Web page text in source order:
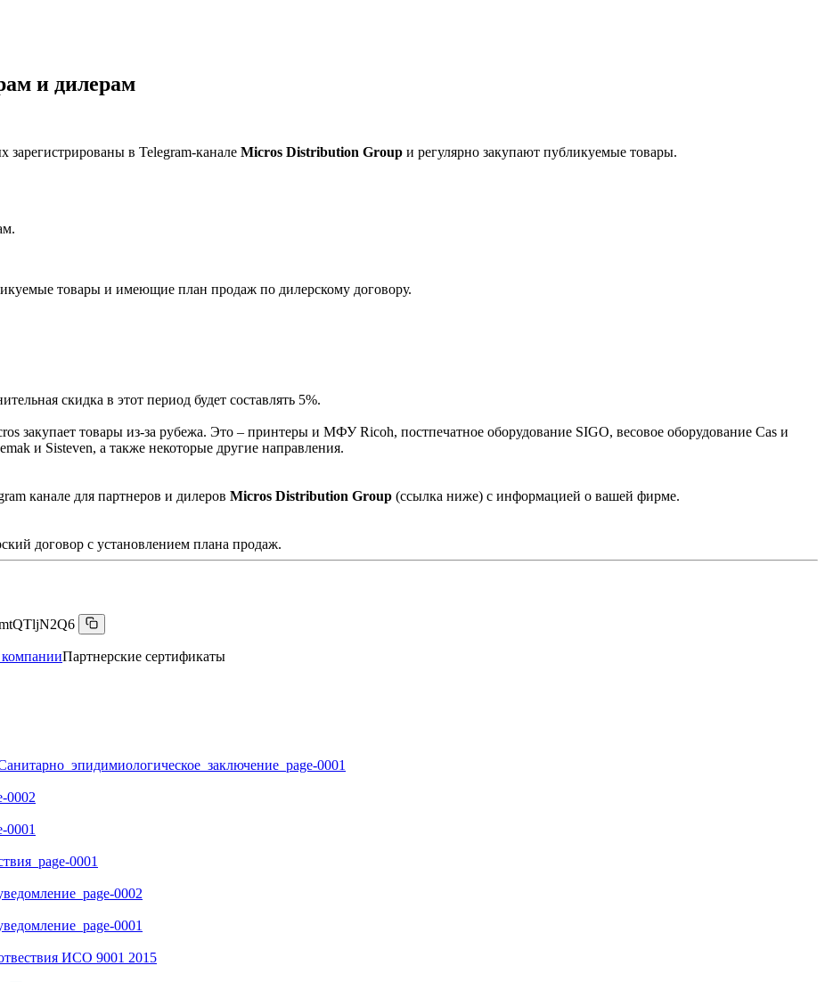
и дилерам
в Telegram-канале Micros Distribution Group и регулярно закупают публикуемые товары.
товары и имеющие план продаж по дилерскому договору.
скидка в этот период будет составлять 5%.
закупает товары из-за рубежа. Это – принтеры и МФУ Ricoh, постпечатное оборудование SIGO, весовое оборудование Cas и
и Sisteven, а также некоторые другие направления.
канале для партнеров и дилеров Micros Distribution Group (ссылка ниже) с информацией о вашей фирме.
договор с установлением плана продаж.
Партнерские сертификаты
0001
0002
0001
0001
0002
0001
ИСО 9001 2015